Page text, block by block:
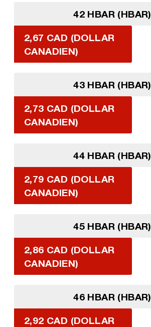
42 HBAR (HBAR)
2,67 CAD (DOLLAR
CANADIEN)
43 HBAR (HBAR)
2,73 CAD (DOLLAR
CANADIEN)
44 HBAR (HBAR)
2,79 CAD (DOLLAR
CANADIEN)
45 HBAR (HBAR)
2,86 CAD (DOLLAR
CANADIEN)
46 HBAR (HBAR)
2,92 CAD (DOLLAR